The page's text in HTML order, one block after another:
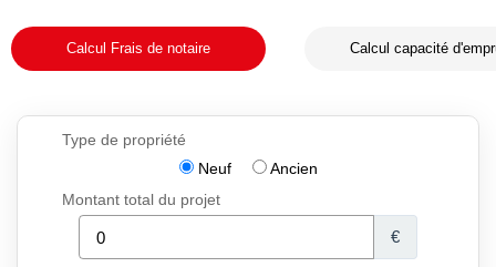
Calcul Frais de notaire Calcul capacité